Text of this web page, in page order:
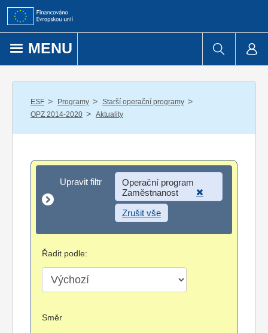
Přejít k obsahu
MENU
ESF / Programy / Starší operační programy /
OPZ 2014-2020 / Aktuality
Upravit filtr
Upravit filtr
Operační program
Zaměstnanost
Zrušit vše
Řadit podle:
Směr